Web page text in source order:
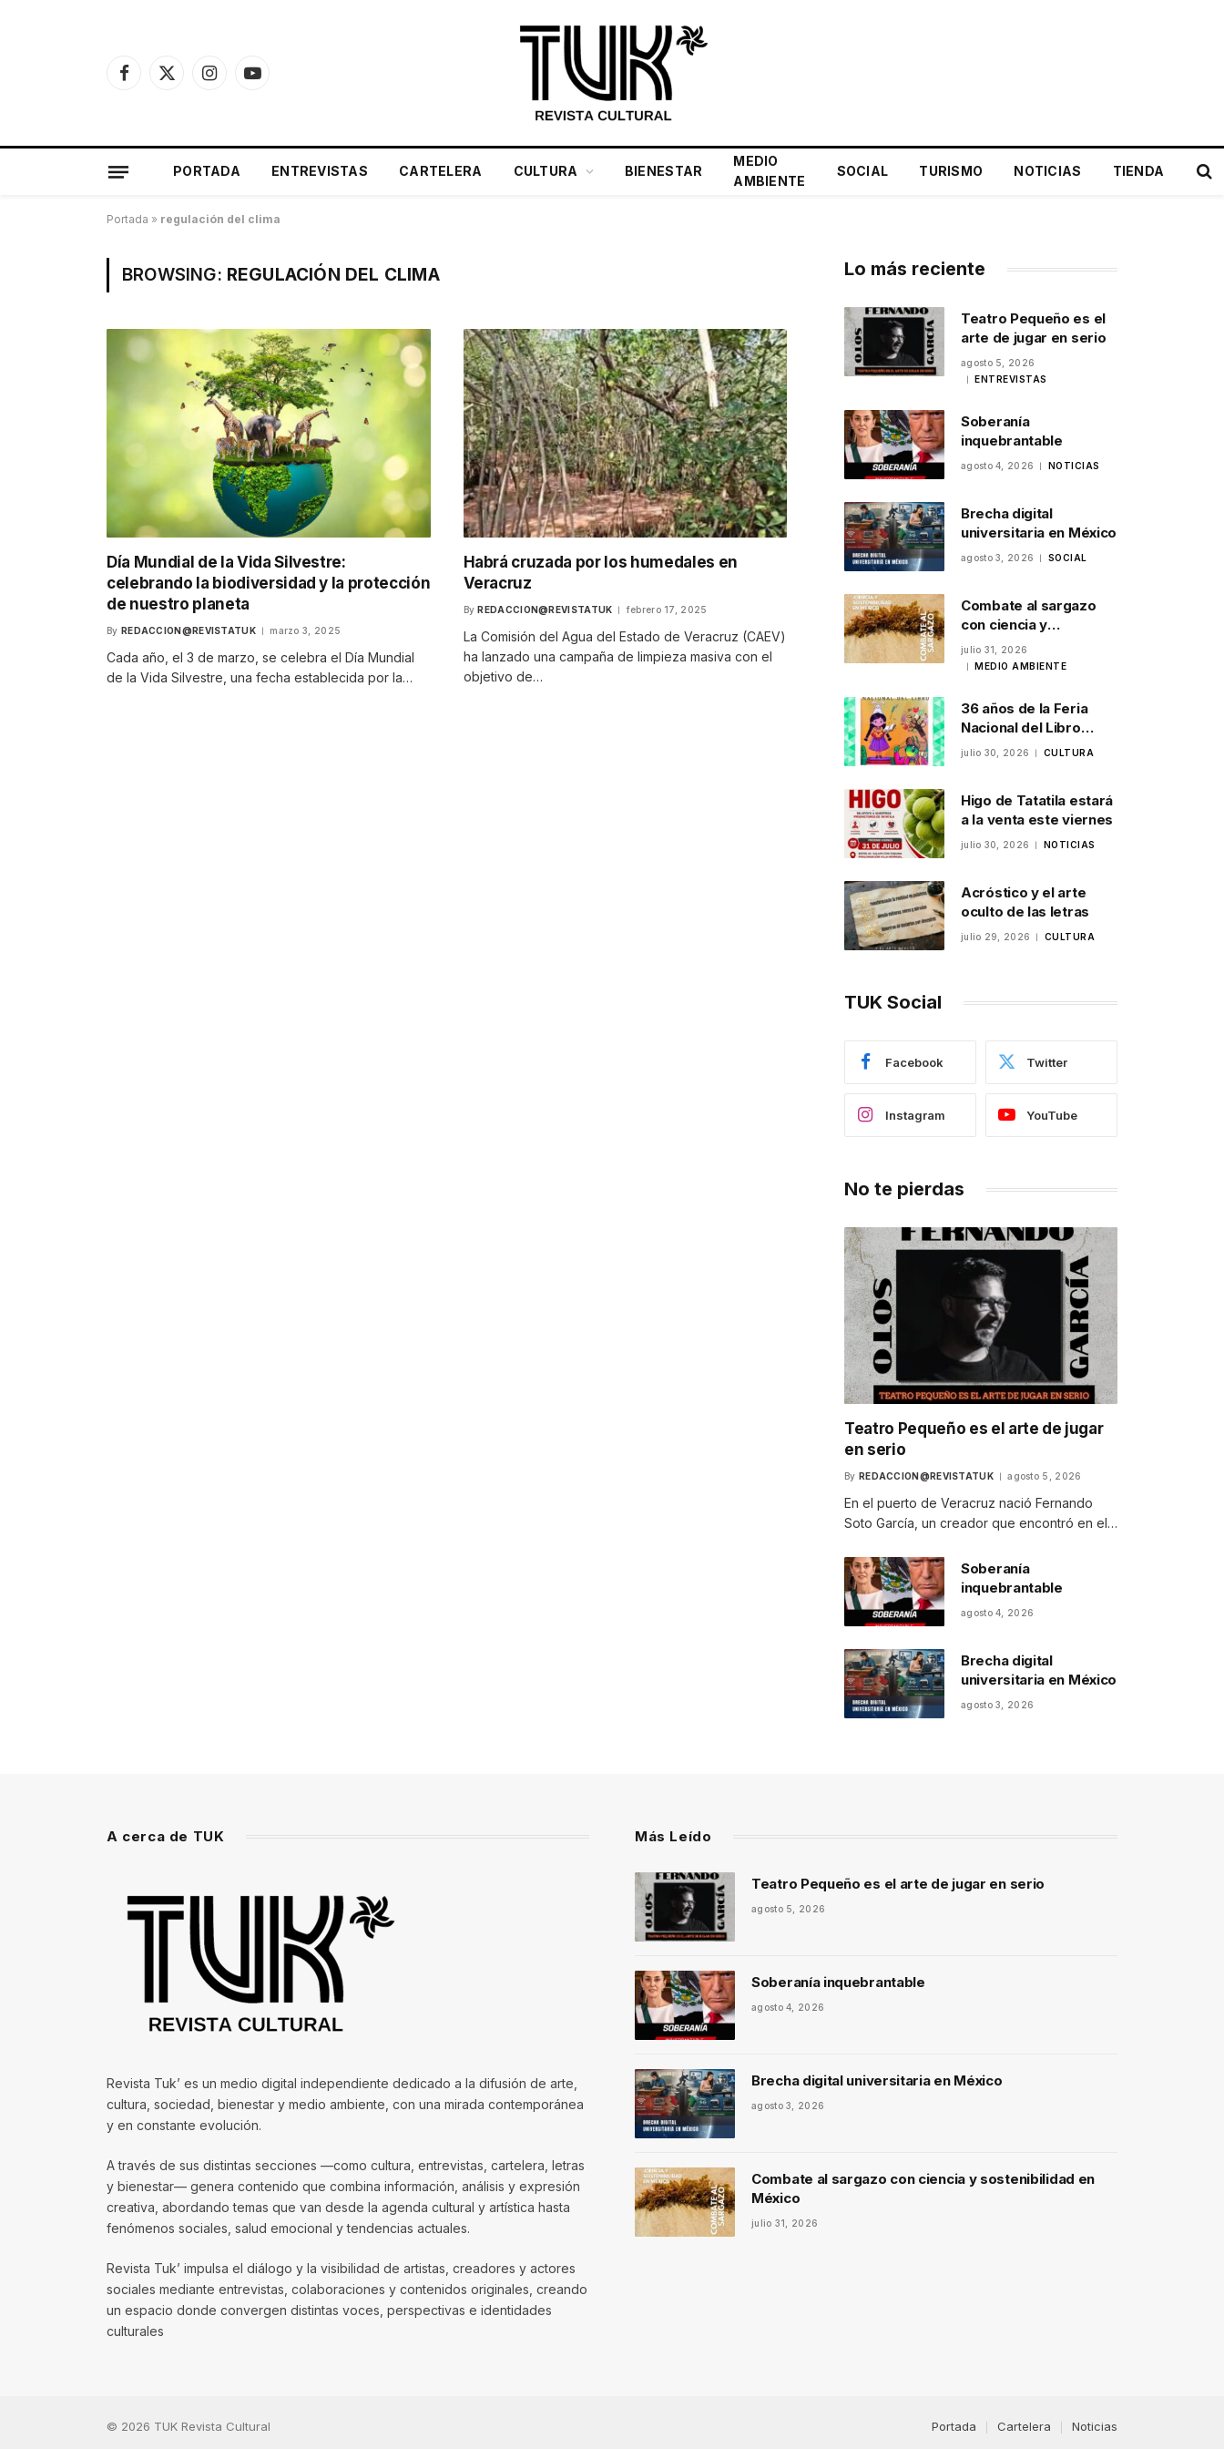
Facebook
X
InstagramYouTube
PORTADA ENTREVISTAS CARTELERA CULTURA BIENESTAR
MEDIO
AMBIENTE
SOCIAL TURISMO NOTICIAS TIENDA
Portada » regulación del clima
BROWSING: REGULACIÓN DEL CLIMA
Día Mundial de la Vida Silvestre:
celebrando la biodiversidad y la protección
de nuestro planeta
By REDACCION@REVISTATUK marzo 3, 2025
Cada año, el 3 de marzo, se celebra el Día Mundial
de la Vida Silvestre, una fecha establecida por la…
Habrá cruzada por los humedales en
Veracruz
By REDACCION@REVISTATUK febrero 17, 2025
La Comisión del Agua del Estado de Veracruz (CAEV)
ha lanzado una campaña de limpieza masiva con el
objetivo de…
Lo más reciente
Teatro Pequeño es el
arte de jugar en serio
agosto 5, 2026
ENTREVISTAS
Soberanía
inquebrantable
agosto 4, 2026 NOTICIAS
Brecha digital
universitaria en México
agosto 3, 2026 SOCIAL
Combate al sargazo
con ciencia y
sostenibilidad en
México
julio 31, 2026
MEDIO AMBIENTE
36 años de la Feria
Nacional del Libro
Infantil y Juvenil en
julio 30, 2026 CULTURA
Higo de Tatatila estará
a la venta este viernes
julio 30, 2026 NOTICIAS
Acróstico y el arte
oculto de las letras
julio 29, 2026 CULTURA
TUK Social
Facebook Twitter
Instagram YouTube
No te pierdas
Teatro Pequeño es el arte de jugar
en serio
By REDACCION@REVISTATUK agosto 5, 2026
En el puerto de Veracruz nació Fernando
Soto García, un creador que encontró en el…
Soberanía
inquebrantable
agosto 4, 2026
Brecha digital
universitaria en México
agosto 3, 2026
A cerca de TUK
Revista Tuk’ es un medio digital independiente dedicado a la difusión de arte,
cultura, sociedad, bienestar y medio ambiente, con una mirada contemporánea
y en constante evolución.
A través de sus distintas secciones —como cultura, entrevistas, cartelera, letras
y bienestar— genera contenido que combina información, análisis y expresión
creativa, abordando temas que van desde la agenda cultural y artística hasta
fenómenos sociales, salud emocional y tendencias actuales.
Revista Tuk’ impulsa el diálogo y la visibilidad de artistas, creadores y actores
sociales mediante entrevistas, colaboraciones y contenidos originales, creando
un espacio donde convergen distintas voces, perspectivas e identidades
culturales
Más Leído
Teatro Pequeño es el arte de jugar en serio
agosto 5, 2026
Soberanía inquebrantable
agosto 4, 2026
Brecha digital universitaria en México
agosto 3, 2026
Combate al sargazo con ciencia y sostenibilidad en
México
julio 31, 2026
© 2026 TUK Revista Cultural Portada Cartelera Noticias